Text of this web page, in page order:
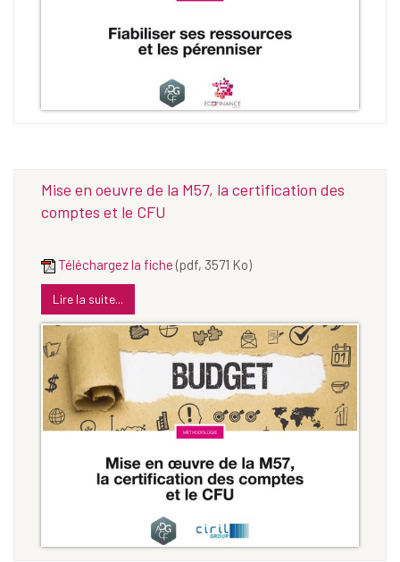
Mise en oeuvre de la M57, la certification des
comptes et le CFU
Téléchargez la fiche (pdf, 3571 Ko)
Lire la suite...